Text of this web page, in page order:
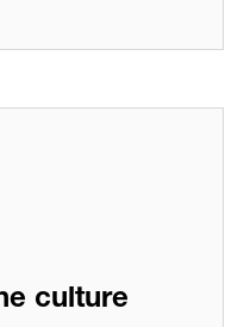
culture